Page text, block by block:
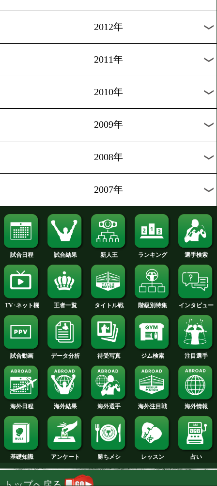
2021年
2020年
2018年
2017年
2016年
2015年
2014年
2013年
2012年
2011年
2010年